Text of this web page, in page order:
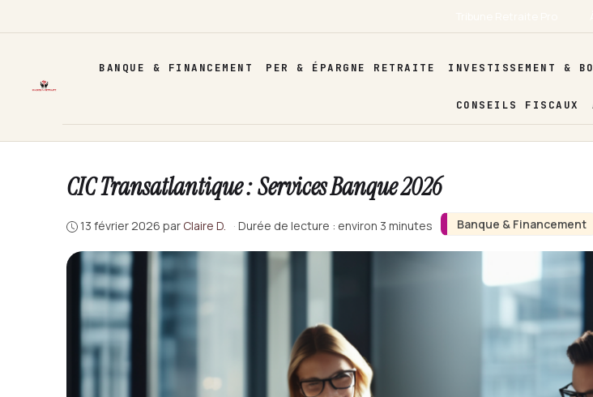
au
BANQUE & FINANCEMENT PER & ÉPARGNE RETRAITE INVESTISSEMENT &
CONSEILS FISCAUX
Banque & Financement
CIC Transatlantique : Services Banque 2026
13 février 2026 par Claire D. · Durée de lecture : environ 3 minutes